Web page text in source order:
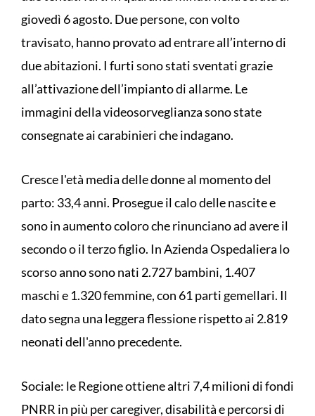
giovedì 6 agosto. Due persone, con volto
travisato, hanno provato ad entrare all’interno di
due abitazioni. I furti sono stati sventati grazie
all’attivazione dell’impianto di allarme. Le
immagini della videosorveglianza sono state
consegnate ai carabinieri che indagano.
Cresce l'età media delle donne al momento del
parto: 33,4 anni. Prosegue il calo delle nascite e
sono in aumento coloro che rinunciano ad avere il
secondo o il terzo figlio. In Azienda Ospedaliera lo
scorso anno sono nati 2.727 bambini, 1.407
maschi e 1.320 femmine, con 61 parti gemellari. Il
dato segna una leggera flessione rispetto ai 2.819
neonati dell'anno precedente.
Sociale: le Regione ottiene altri 7,4 milioni di fondi
PNRR in più per caregiver, disabilità e percorsi di